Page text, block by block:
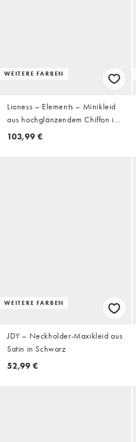
WEITERE FARBEN
Lioness – Elements – Minikleid
aus hochglänzendem Chiffon in
Champagner mit Drapierung,
103,99 €
WEITERE FARBEN
JDY – Neckholder-Maxikleid aus
Satin in Schwarz
52,99 €